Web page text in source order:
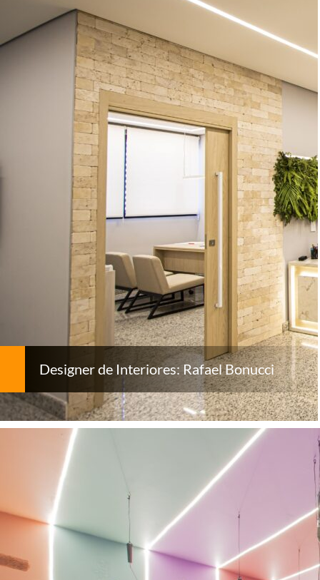
Designer de Interiores: Rafael Bonucci